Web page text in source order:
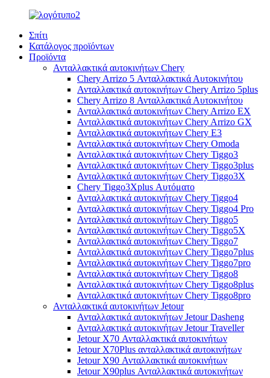
Σπίτι
Κατάλογος προϊόντων
Προϊόντα
Ανταλλακτικά αυτοκινήτων Chery
Chery Arrizo 5 Ανταλλακτικά Αυτοκινήτου
Ανταλλακτικά αυτοκινήτων Chery Arrizo 5plus
Chery Arrizo 8 Ανταλλακτικά Αυτοκινήτου
Ανταλλακτικά αυτοκινήτων Chery Arrizo EX
Ανταλλακτικά αυτοκινήτων Chery Arrizo GX
Ανταλλακτικά αυτοκινήτων Chery E3
Ανταλλακτικά αυτοκινήτων Chery Omoda
Ανταλλακτικά αυτοκινήτων Chery Tiggo3
Ανταλλακτικά αυτοκινήτων Chery Tiggo3plus
Ανταλλακτικά αυτοκινήτων Chery Tiggo3X
Chery Tiggo3Xplus Αυτόματο
Ανταλλακτικά αυτοκινήτων Chery Tiggo4
Ανταλλακτικά αυτοκινήτων Chery Tiggo4 Pro
Ανταλλακτικά αυτοκινήτων Chery Tiggo5
Ανταλλακτικά αυτοκινήτων Chery Tiggo5X
Ανταλλακτικά αυτοκινήτων Chery Tiggo7
Ανταλλακτικά αυτοκινήτων Chery Tiggo7plus
Ανταλλακτικά αυτοκινήτων Chery Tiggo7pro
Ανταλλακτικά αυτοκινήτων Chery Tiggo8
Ανταλλακτικά αυτοκινήτων Chery Tiggo8plus
Ανταλλακτικά αυτοκινήτων Chery Tiggo8pro
Ανταλλακτικά αυτοκινήτων Jetour
Ανταλλακτικά αυτοκινήτων Jetour Dasheng
Ανταλλακτικά αυτοκινήτων Jetour Traveller
Jetour X70 Ανταλλακτικά αυτοκινήτων
Jetour X70Plus ανταλλακτικά αυτοκινήτων
Jetour X90 Ανταλλακτικά αυτοκινήτων
Jetour X90plus Ανταλλακτικά αυτοκινήτων